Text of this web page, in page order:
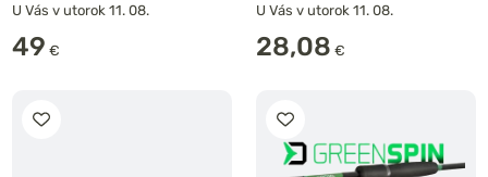
U Vás v utorok 11. 08.
49 €
U Vás v utorok 11. 08.
28,08 €